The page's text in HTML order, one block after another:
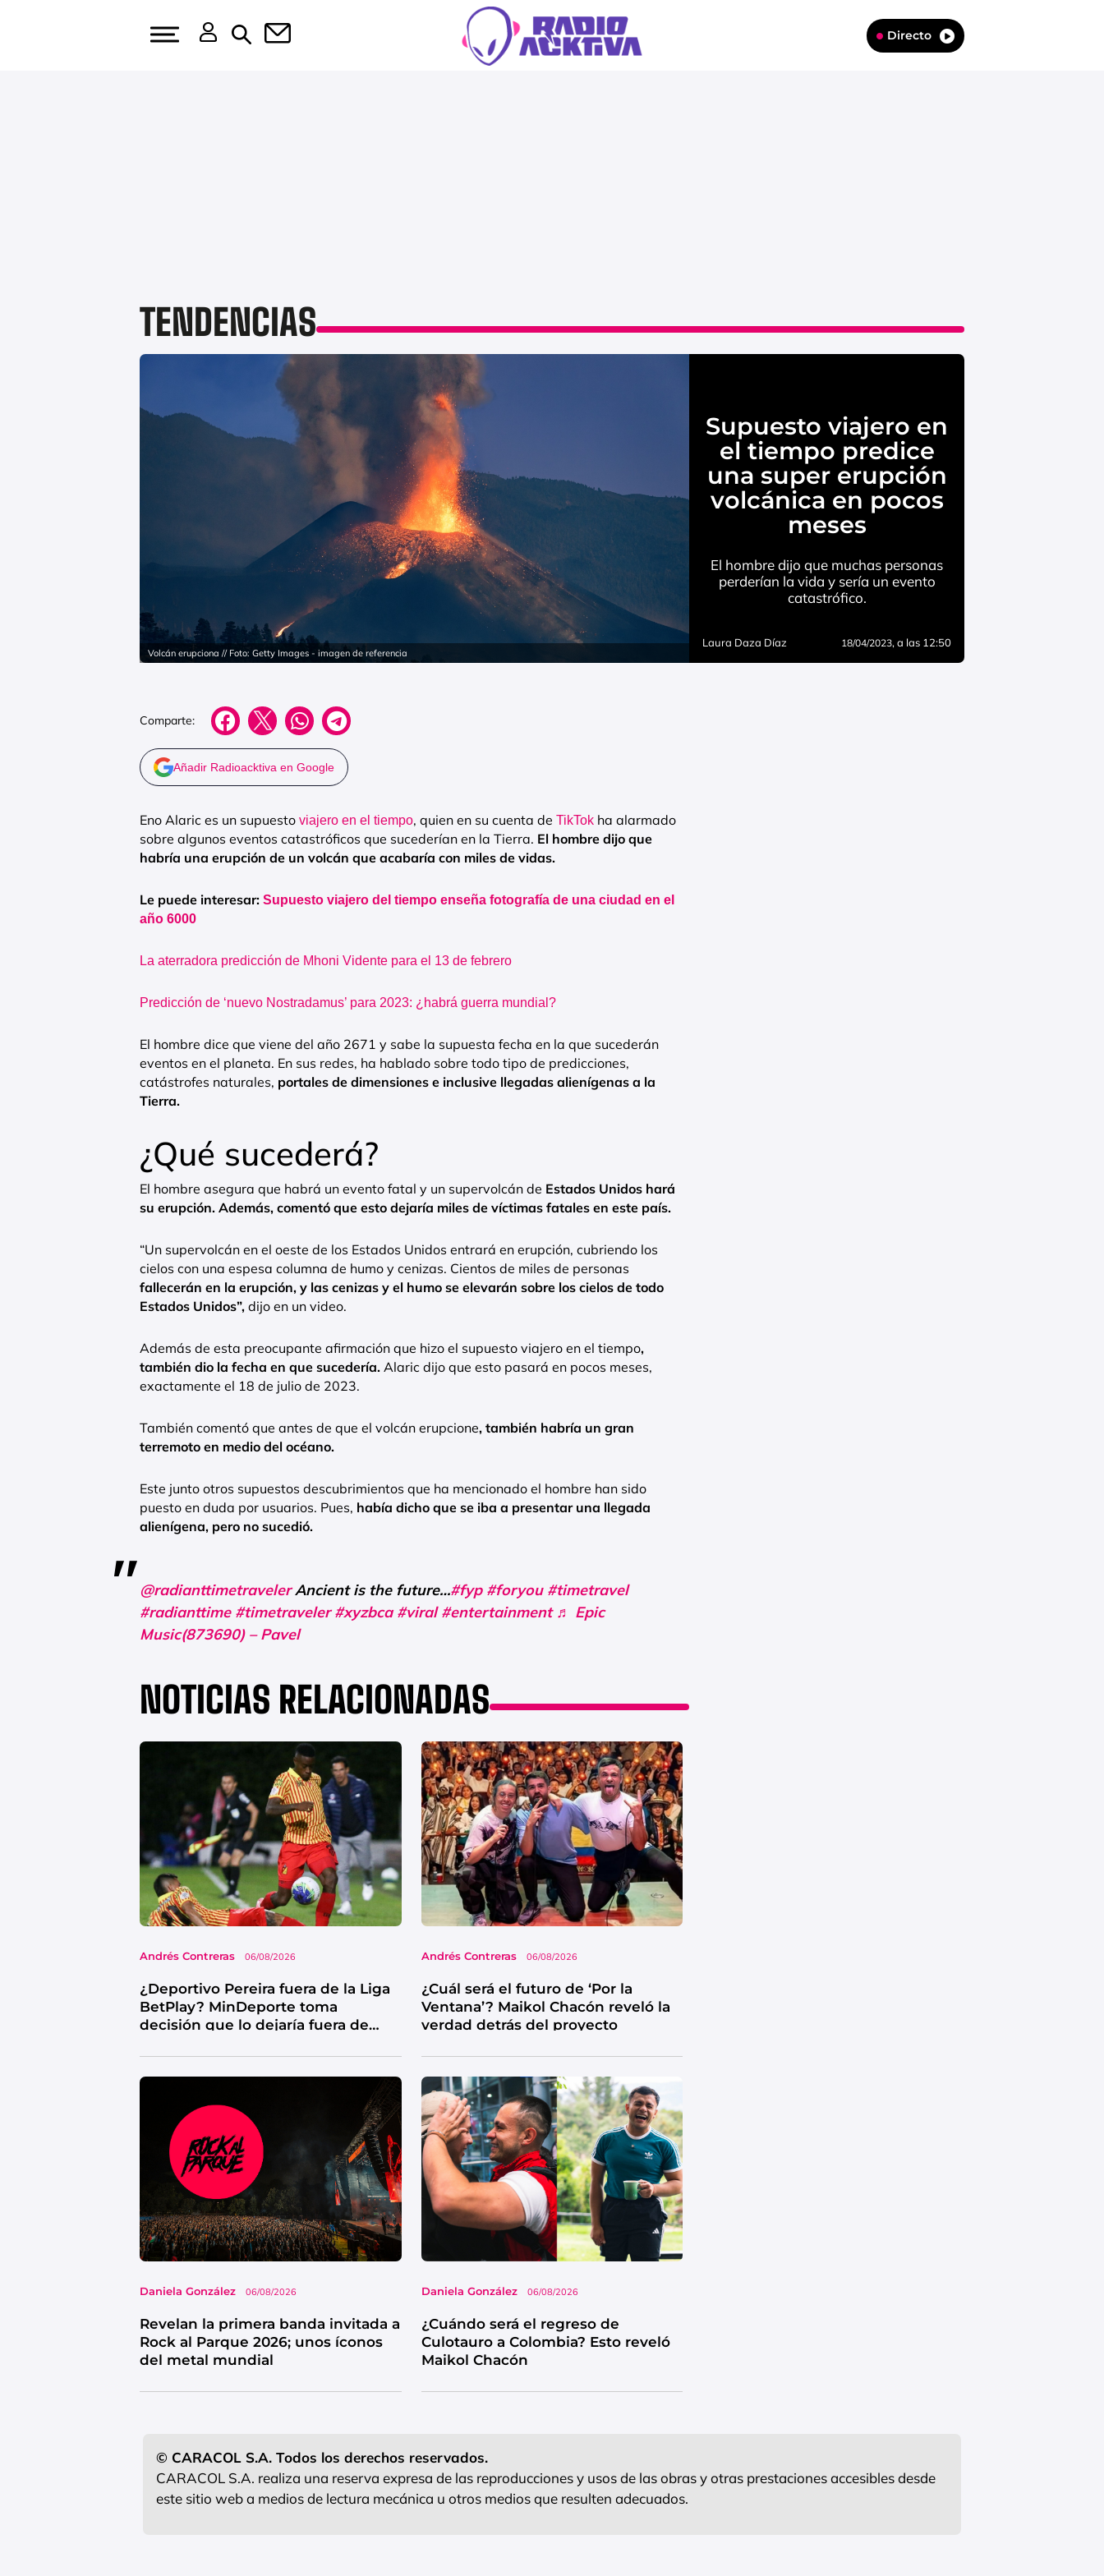
Directo
TENDENCIAS
Volcán erupciona // Foto: Getty Images - imagen de referencia
Supuesto viajero en
el tiempo predice
una super erupción
volcánica en pocos
meses
El hombre dijo que muchas personas
perderían la vida y sería un evento
catastrófico.
Laura Daza Díaz 18/04/2023, a las 12:50
Comparte:
Añadir Radioacktiva en Google
Eno Alaric es un supuesto viajero en el tiempo, quien en su cuenta de TikTok ha alarmado
sobre algunos eventos catastróficos que sucederían en la Tierra. El hombre dijo que
habría una erupción de un volcán que acabaría con miles de vidas.
Le puede interesar: Supuesto viajero del tiempo enseña fotografía de una ciudad en el
año 6000
La aterradora predicción de Mhoni Vidente para el 13 de febrero
Predicción de ‘nuevo Nostradamus’ para 2023: ¿habrá guerra mundial?
El hombre dice que viene del año 2671 y sabe la supuesta fecha en la que sucederán
eventos en el planeta. En sus redes, ha hablado sobre todo tipo de predicciones,
catástrofes naturales, portales de dimensiones e inclusive llegadas alienígenas a la
Tierra.
¿Qué sucederá?
El hombre asegura que habrá un evento fatal y un supervolcán de Estados Unidos hará
su erupción. Además, comentó que esto dejaría miles de víctimas fatales en este país.
“Un supervolcán en el oeste de los Estados Unidos entrará en erupción, cubriendo los
cielos con una espesa columna de humo y cenizas. Cientos de miles de personas
fallecerán en la erupción, y las cenizas y el humo se elevarán sobre los cielos de todo
Estados Unidos”, dijo en un video.
Además de esta preocupante afirmación que hizo el supuesto viajero en el tiempo,
también dio la fecha en que sucedería. Alaric dijo que esto pasará en pocos meses,
exactamente el 18 de julio de 2023.
También comentó que antes de que el volcán erupcione, también habría un gran
terremoto en medio del océano.
Este junto otros supuestos descubrimientos que ha mencionado el hombre han sido
puesto en duda por usuarios. Pues, había dicho que se iba a presentar una llegada
alienígena, pero no sucedió.
@radianttimetravelerAncient is the future…#fyp #foryou #timetravel
#radianttime #timetraveler #xyzbca #viral #entertainment ♬ Epic
Music(873690) – Pavel
NOTICIAS RELACIONADAS
Andrés Contreras 06/08/2026
¿Deportivo Pereira fuera de la Liga
BetPlay? MinDeporte toma
decisión que lo dejaría fuera de
Andrés Contreras 06/08/2026
¿Cuál será el futuro de ‘Por la
Ventana’? Maikol Chacón reveló la
verdad detrás del proyecto
Daniela González 06/08/2026
Revelan la primera banda invitada a
Rock al Parque 2026; unos íconos
del metal mundial
Daniela González 06/08/2026
¿Cuándo será el regreso de
Culotauro a Colombia? Esto reveló
Maikol Chacón
© CARACOL S.A. Todos los derechos reservados.
CARACOL S.A. realiza una reserva expresa de las reproducciones y usos de las obras y otras prestaciones accesibles desde
este sitio web a medios de lectura mecánica u otros medios que resulten adecuados.